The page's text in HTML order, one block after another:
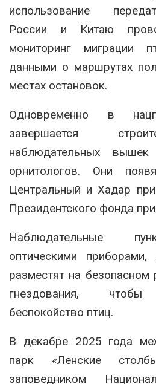
использование
России и Китаю
мониторинг миграции
данными о маршрутах
местах остановок.
Одновременно в
завершается
наблюдательных
орнитологов. Они
Центральный и Хадар
Президентского фонда
Наблюдательные
оптическими
разместят на безопасном
гнездования, чтобы
беспокойство птиц.
В декабре 2025 года
парк «Ленские
заповедником